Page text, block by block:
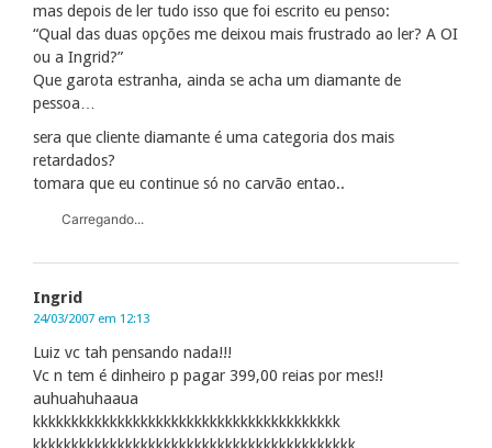
mas depois de ler tudo isso que foi escrito eu penso:
“Qual das duas opções me deixou mais frustrado ao ler? A OI
ou a Ingrid?”
Que garota estranha, ainda se acha um diamante de
pessoa…
sera que cliente diamante é uma categoria dos mais
retardados?
tomara que eu continue só no carvão entao..
Carregando...
Ingrid
24/03/2007 em 12:13
Luiz vc tah pensando nada!!!
Vc n tem é dinheiro p pagar 399,00 reias por mes!!
auhuahuhaaua
kkkkkkkkkkkkkkkkkkkkkkkkkkkkkkkkkkkkkkkk
kkkkkkkkkkkkkkkkkkkkkkkkkkkkkkkkkkkkkkkkkk